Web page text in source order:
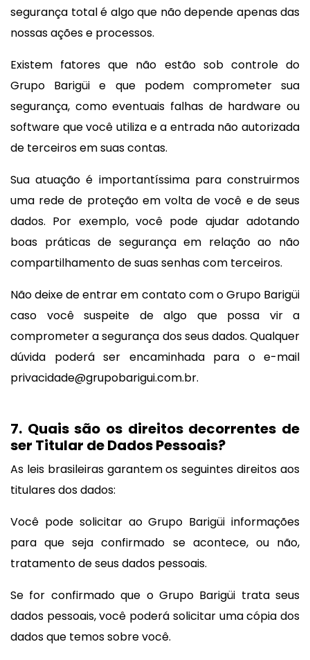
segurança total é algo que não depende apenas das
nossas ações e processos.
Existem fatores que não estão sob controle do
Grupo Barigüi e que podem comprometer sua
segurança, como eventuais falhas de hardware ou
software que você utiliza e a entrada não autorizada
de terceiros em suas contas.
Sua atuação é importantíssima para construirmos
uma rede de proteção em volta de você e de seus
dados. Por exemplo, você pode ajudar adotando
boas práticas de segurança em relação ao não
compartilhamento de suas senhas com terceiros.
Não deixe de entrar em contato com o Grupo Barigüi
caso você suspeite de algo que possa vir a
comprometer a segurança dos seus dados. Qualquer
dúvida poderá ser encaminhada para o e-mail
privacidade@grupobarigui.com.br.
7. Quais são os direitos decorrentes de
ser Titular de Dados Pessoais?
As leis brasileiras garantem os seguintes direitos aos
titulares dos dados:
Você pode solicitar ao Grupo Barigüi informações
para que seja confirmado se acontece, ou não,
tratamento de seus dados pessoais.
Se for confirmado que o Grupo Barigüi trata seus
dados pessoais, você poderá solicitar uma cópia dos
dados que temos sobre você.